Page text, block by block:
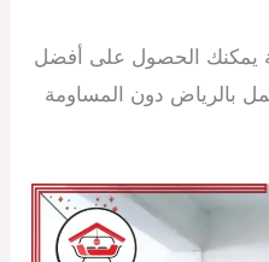
يمكنك الحصول على أفضل
بالرياض دون المساومة